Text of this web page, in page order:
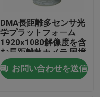
DMA長距離多センサ光
学プラットフォーム
1920x1080解像度を含
む長距離熱カメラ 国境
警備の火災検出に最適
お問い合わせを送信